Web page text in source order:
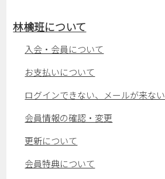
林檎班について
入会・会員について
お支払いについて
ログインできない、メールが来ない
会員情報の確認・変更
更新について
会員特典について